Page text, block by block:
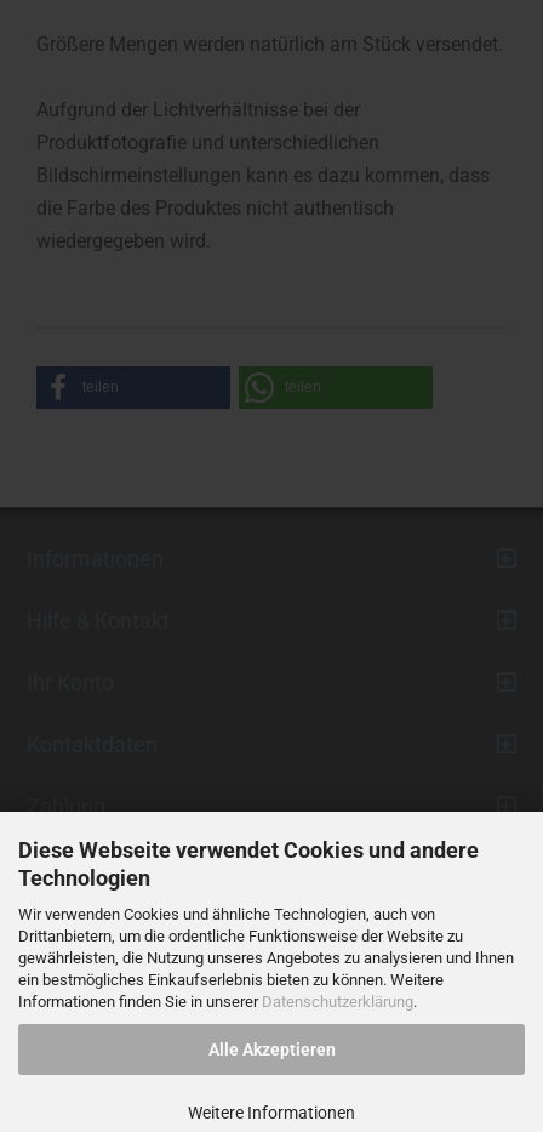
Diese Webseite verwendet Cookies und andere
Technologien
Wir verwenden Cookies und ähnliche Technologien, auch von
Drittanbietern, um die ordentliche Funktionsweise der Website zu
gewährleisten, die Nutzung unseres Angebotes zu analysieren und Ihnen
ein bestmögliches Einkaufserlebnis bieten zu können. Weitere
Informationen finden Sie in unserer Datenschutzerklärung.
Alle Akzeptieren
Weitere Informationen
Größere Mengen werden natürlich am Stück versendet.
Aufgrund der Lichtverhältnisse bei der
Produktfotografie und unterschiedlichen
Bildschirmeinstellungen kann es dazu kommen, dass
die Farbe des Produktes nicht authentisch
wiedergegeben wird.
teilen teilen
Zahlung
Vertrag widerrufen